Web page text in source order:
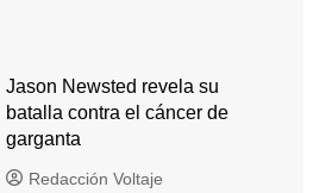
Jason Newsted revela su
batalla contra el cáncer de
garganta
Redacción Voltaje